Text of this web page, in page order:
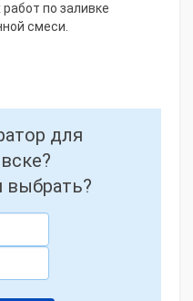
по заливке
смеси.
для
выбрать?